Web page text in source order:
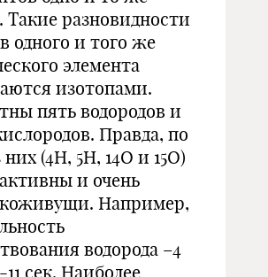
Такие разновидности
одного и того же
элемента
изотопами.
пять водородов и
Правда, по
(4H, 5H, 14O и 15O)
и очень
Например,
водорода –4
сек. Наиболее